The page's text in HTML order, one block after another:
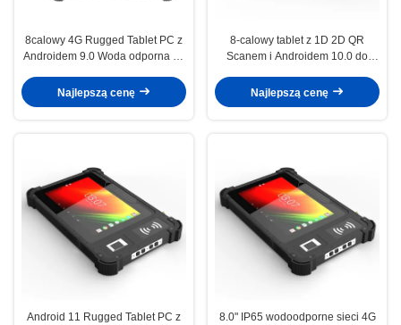
8calowy 4G Rugged Tablet PC z
Androidem 9.0 Woda odporna na
Najlepszą cenę
8-calowy tablet z 1D 2D QR
Scanem i Androidem 10.0 do
Najlepszą cenę
Android 11 Rugged Tablet PC z
8.0" IP65 wodoodporne sieci 4G